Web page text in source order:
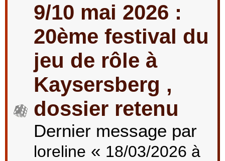
9/10 mai 2026 :
20ème festival du
jeu de rôle à
Kaysersberg ,
dossier retenu
Dernier message par
loreline « 18/03/2026 à